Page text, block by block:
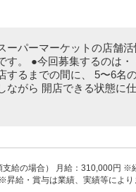
ーパーマーケットの店舗
す。 ●今回募集するのは
するまでの間に、 5〜6名
ながら 開店できる状態に
給の場合） 月給：310,000円 ※
昇給・賞与は業績、実績等により